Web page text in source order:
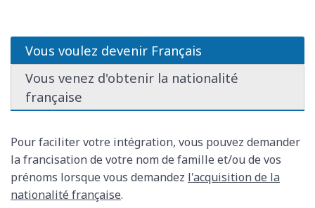
Vous voulez devenir Français
Vous venez d'obtenir la nationalité
française
Pour faciliter votre intégration, vous pouvez demander
la francisation de votre nom de famille et/ou de vos
prénoms lorsque vous demandez l'acquisition de la
nationalité française.